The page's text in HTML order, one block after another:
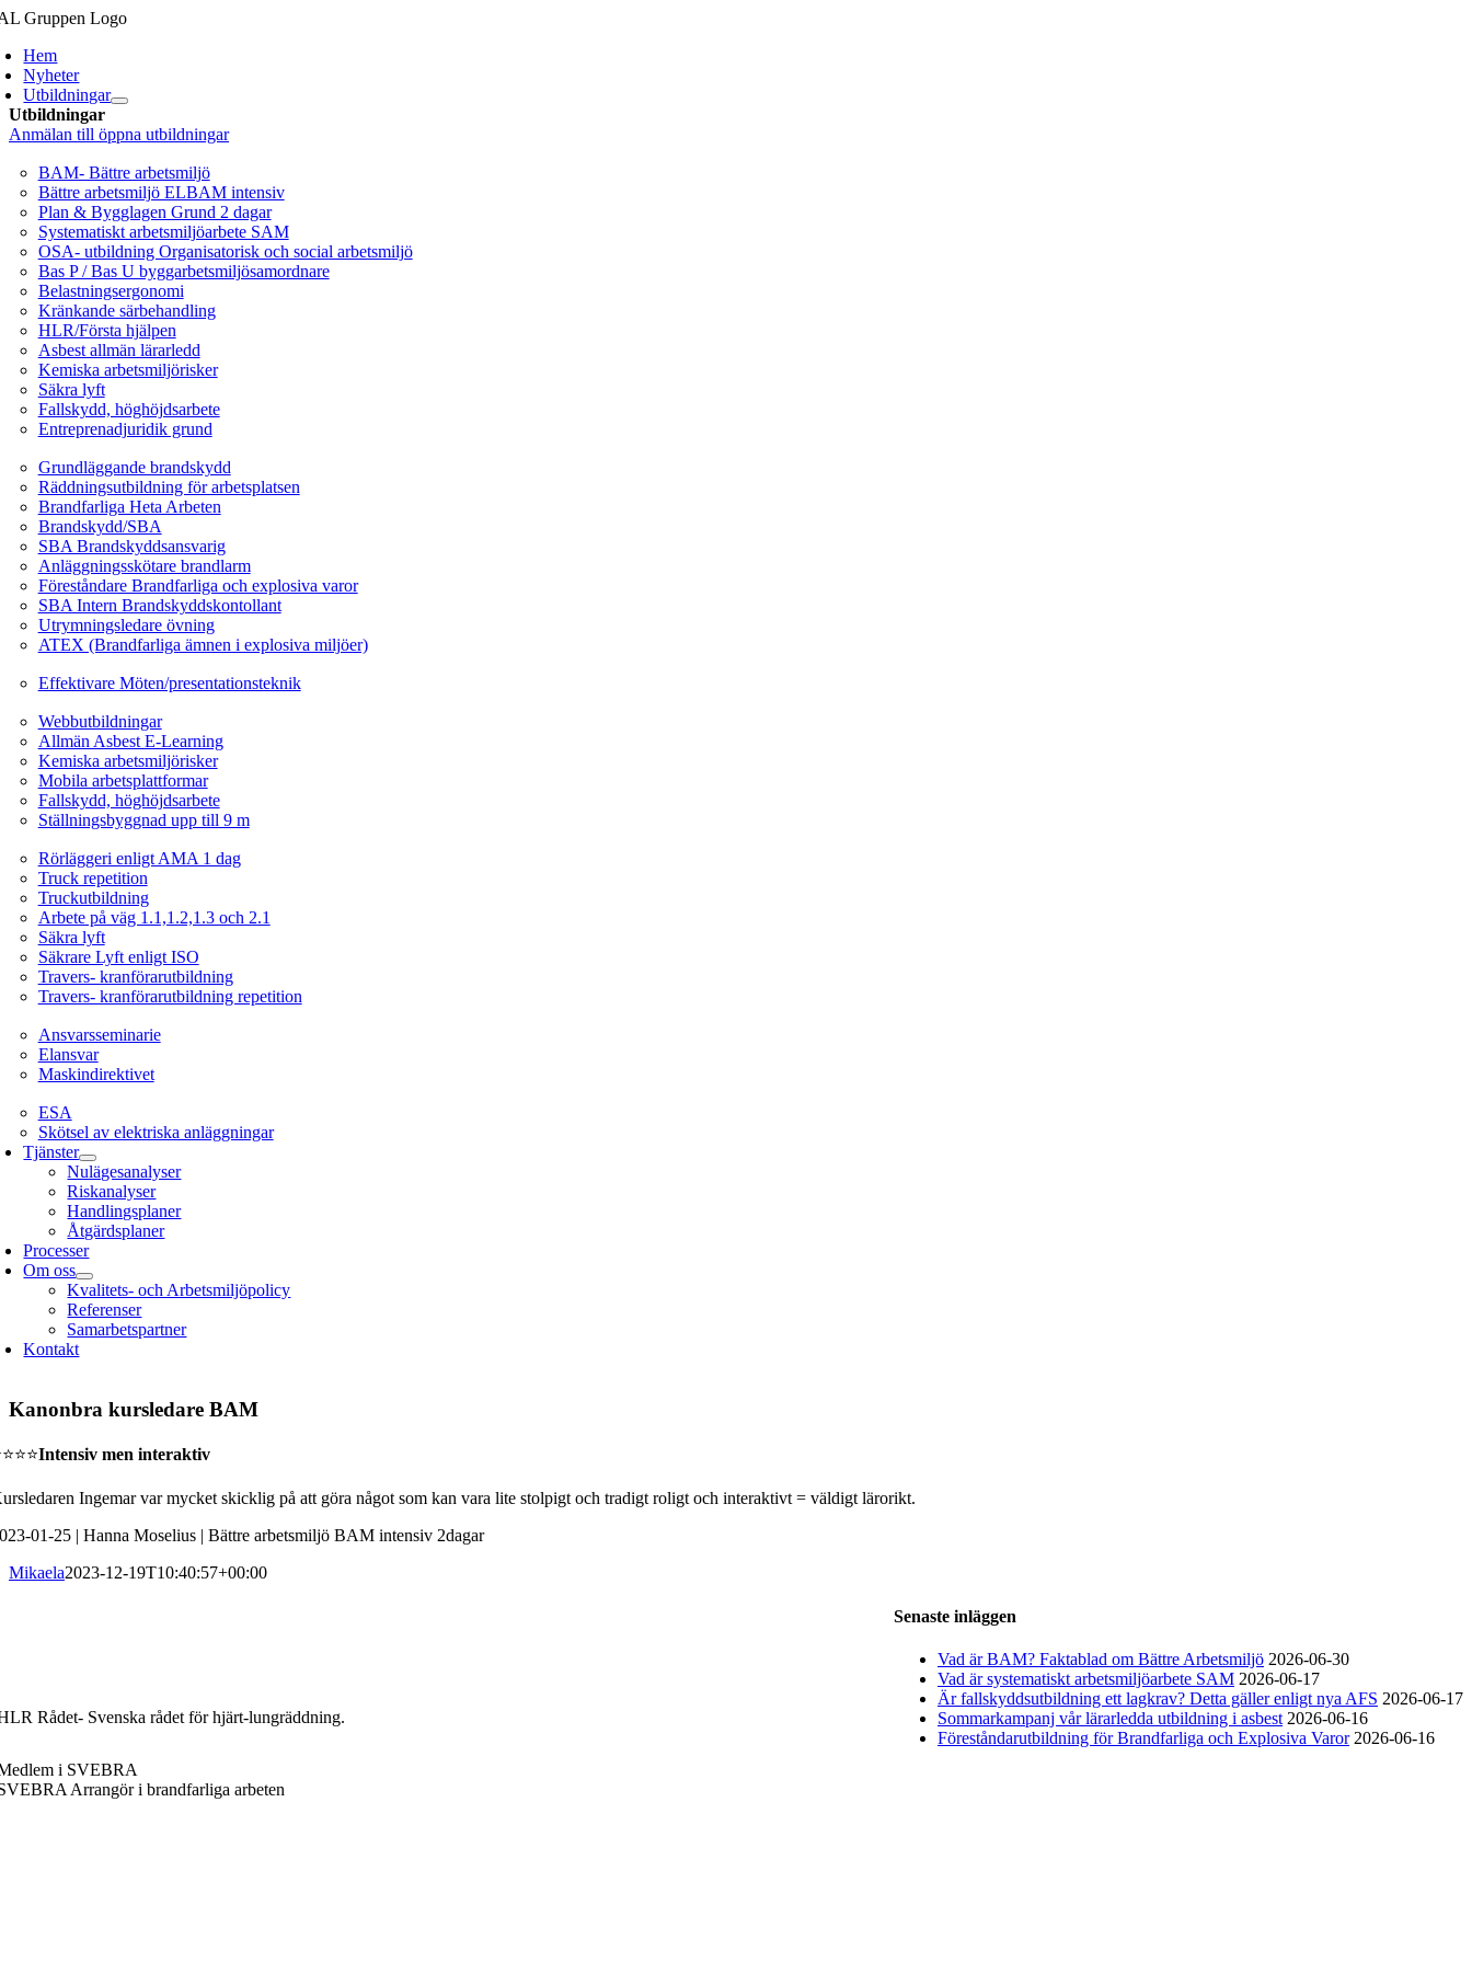
Fortsätt
innehållet
Hem
Nyheter
Utbildningar
Utbildningar
Anmälan till öppna utbildningar
BAM- Bättre arbetsmiljö
Bättre arbetsmiljö ELBAM intensiv
Plan & Bygglagen Grund 2 dagar
Systematiskt arbetsmiljöarbete SAM
OSA- utbildning Organisatorisk och social arbetsmiljö
Bas P / Bas U byggarbetsmiljösamordnare
Belastningsergonomi
Kränkande särbehandling
HLR/Första hjälpen
Asbest allmän lärarledd
Kemiska arbetsmiljörisker
Säkra lyft
Fallskydd, höghöjdsarbete
Entreprenadjuridik grund
Grundläggande brandskydd
Räddningsutbildning för arbetsplatsen
Brandfarliga Heta Arbeten
Brandskydd/SBA
SBA Brandskyddsansvarig
Anläggningsskötare brandlarm
Föreståndare Brandfarliga och explosiva varor
SBA Intern Brandskyddskontollant
Utrymningsledare övning
ATEX (Brandfarliga ämnen i explosiva miljöer)
Effektivare Möten/presentationsteknik
Webbutbildningar
Allmän Asbest E-Learning
Kemiska arbetsmiljörisker
Mobila arbetsplattformar
Fallskydd, höghöjdsarbete
Ställningsbyggnad upp till 9 m
Rörläggeri enligt AMA 1 dag
Truck repetition
Truckutbildning
Arbete på väg 1.1,1.2,1.3 och 2.1
Säkra lyft
Säkrare Lyft enligt ISO
Travers- kranförarutbildning
Travers- kranförarutbildning repetition
Ansvarsseminarie
Elansvar
Maskindirektivet
ESA
Skötsel av elektriska anläggningar
Tjänster
Nulägesanalyser
Riskanalyser
Handlingsplaner
Åtgärdsplaner
Processer
Om oss
Kvalitets- och Arbetsmiljöpolicy
Referenser
Samarbetspartner
Kontakt
Kanonbra kursledare BAM
Intensiv men interaktiv
Ingemar var mycket skicklig på att göra något som kan vara lite stolpigt och tradigt roligt och interaktivt = väldigt lärorikt.
01-25 | Hanna Moselius | Bättre arbetsmiljö BAM intensiv 2dagar
Mikaela2023-12-19T10:40:57+00:00
Senaste inläggen
Vad är BAM? Faktablad om Bättre Arbetsmiljö 2026-06-30
Vad är systematiskt arbetsmiljöarbete SAM 2026-06-17
Är fallskyddsutbildning ett lagkrav? Detta gäller enligt nya AFS 2026-06-17
Sommarkampanj vår lärarledda utbildning i asbest 2026-06-16
Föreståndarutbildning för Brandfarliga och Explosiva Varor 2026-06-16